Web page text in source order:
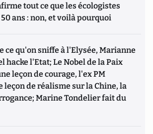
tout ce que les écologistes
ans : non, et voilà pourquoi
ce qu'on sniffe à l'Elysée, Marianne
hacke l'Etat; Le Nobel de la Paix
leçon de courage, l'ex PM
leçon de réalisme sur la Chine, la
Marine Tondelier fait du